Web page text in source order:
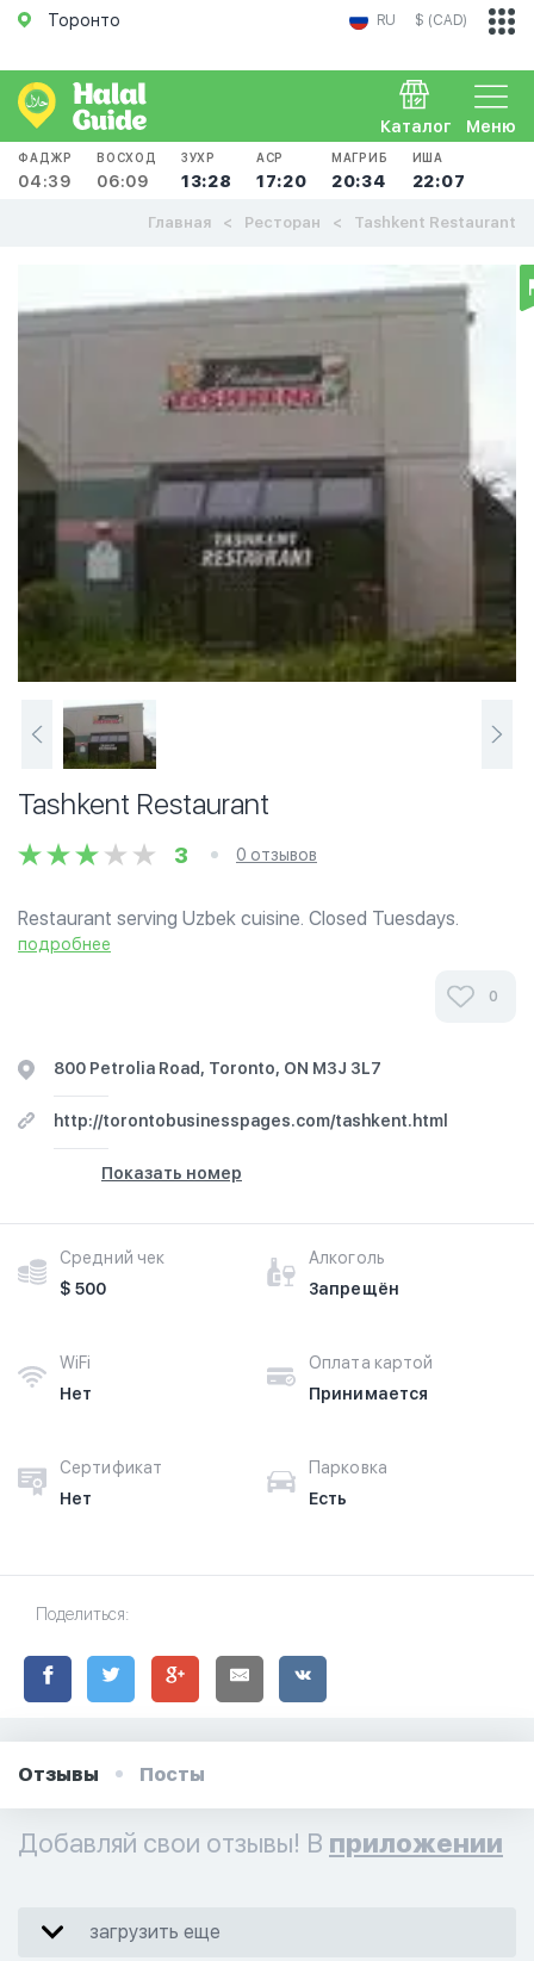
Торонто RU $ (CAD)
Меню
Каталог
ФАДЖР
04:39
ВОСХОД
06:09
ЗУХР
13:28
АСР
17:20
МАГРИБ
20:34
ИША
22:07
Главная Ресторан Tashkent Restaurant
Tashkent Restaurant
3 0 отзывов
Restaurant serving Uzbek cuisine. Closed Tuesdays.
подробнее
0
800 Petrolia Road, Toronto, ON M3J 3L7
http://torontobusinesspages.com/tashkent.html
Показать номер
Средний чек
$ 500
Алкоголь
Запрещён
WiFi
Нет
Оплата картой
Принимается
Сертификат
Нет
Парковка
Есть
Поделиться:
Отзывы Посты
Добавляй свои отзывы! В приложении
загрузить еще